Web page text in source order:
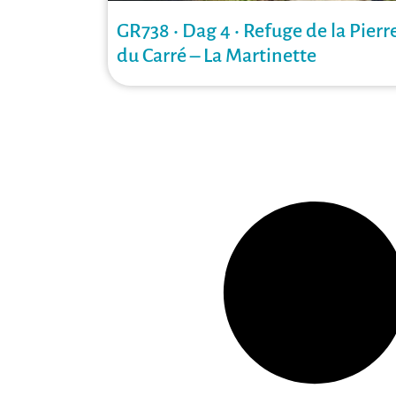
GR738 • Dag 4 • Refuge de la
du Carré – La Martinette